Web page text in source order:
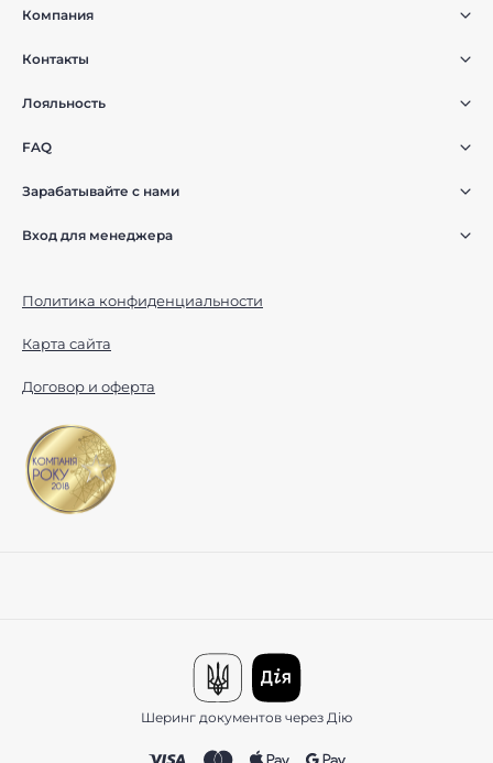
Компания
Контакты
Лояльность
FAQ
Зарабатывайте с нами
Вход для менеджера
Политика конфиденциальности
Карта сайта
Договор и оферта
Шеринг документов через Дію